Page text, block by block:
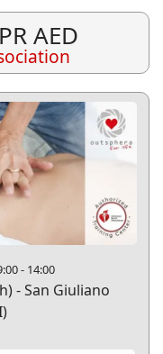
AED
- 14:00
- San Giuliano